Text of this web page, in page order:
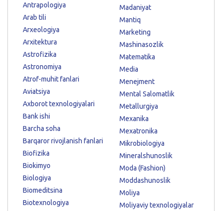
Antrapologiya
Arab tili
Arxeologiya
Arxitektura
Astrofizika
Astronomiya
Atrof-muhit fanlari
Aviatsiya
Axborot texnologiyalari
Bank ishi
Barcha soha
Barqaror rivojlanish fanlari
Biofizika
Biokimyo
Biologiya
Biomeditsina
Biotexnologiya
Madaniyat
Mantiq
Marketing
Mashinasozlik
Matematika
Media
Menejment
Mental Salomatlik
Metallurgiya
Mexanika
Mexatronika
Mikrobiologiya
Mineralshunoslik
Moda (Fashion)
Moddashunoslik
Moliya
Moliyaviy texnologiyalar